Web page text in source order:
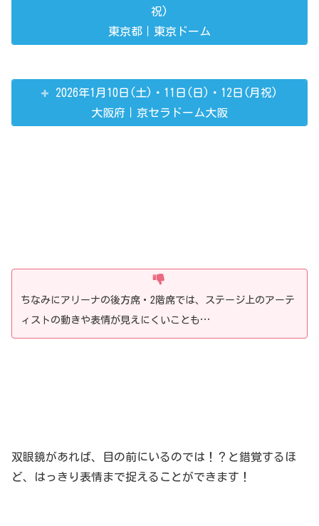
祝)
東京都｜東京ドーム
2026年1月10日(土)・11日(日)・12日(月祝)
大阪府｜京セラドーム大阪
ちなみにアリーナの後方席・2階席では、ステージ上のアーテ
ィストの動きや表情が見えにくいことも…
双眼鏡があれば、目の前にいるのでは！？と錯覚するほ
ど、はっきり表情まで捉えることができます！